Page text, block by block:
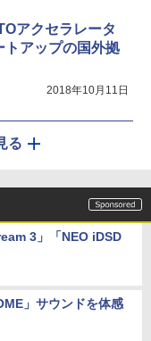
アクセラレータ
トアップの国外拠
2018年10月11日
る
3」「NEO iDSD
」サウンドを体感